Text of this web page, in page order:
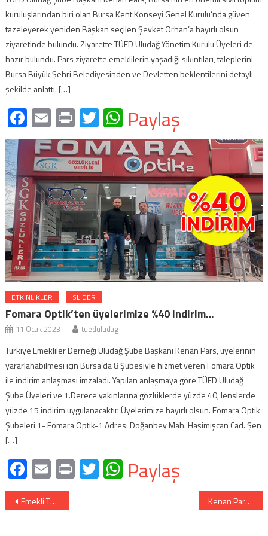
kuruluşlarından biri olan Bursa Kent Konseyi Genel Kurulu’nda güven
tazeleyerek yeniden Başkan seçilen Şevket Orhan’a hayırlı olsun
ziyaretinde bulundu. Ziyarette TÜED Uludağ Yönetim Kurulu Üyeleri de
hazır bulundu. Pars ziyarette emeklilerin yaşadığı sıkıntıları, taleplerini
Bursa Büyük Şehri Belediyesinden ve Devletten beklentilerini detaylı
şekilde anlattı. […]
Facebook
EmailPrintTwitterWhatsApp
Paylaş
ETKİNLİKLER SLIDER
Fomara Optik’ten üyelerimize %40 indirim…
11 Ocak 2023 tueduludag
Türkiye Emekliler Derneği Uludağ Şube Başkanı Kenan Pars, üyelerinin
yararlanabilmesi için Bursa’da 8 Şubesiyle hizmet veren Fomara Optik
ile indirim anlaşması imzaladı. Yapılan anlaşmaya göre TÜED Uludağ
Şube Üyeleri ve 1.Derece yakınlarına gözlüklerde yüzde 40, lenslerde
yüzde 15 indirim uygulanacaktır. Üyelerimize hayırlı olsun. Fomara Optik
Şubeleri 1- Fomara Optik-1 Adres: Doğanbey Mah. Haşimişcan Cad. Şen
[…]
Facebook
EmailPrintTwitterWhatsApp
Paylaş
Yazı
Emekli TÜİK’in insafsızlığına terk edilmiştir Kenan Pars, ON’DA Gündem 06 Ocak 2022